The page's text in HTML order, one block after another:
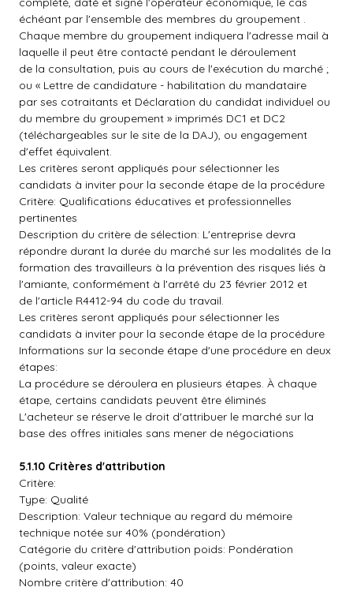
échéant par l'ensemble des membres du groupement .
Chaque membre du groupement indiquera l'adresse mail à
laquelle il peut être contacté pendant le déroulement
de la consultation, puis au cours de l'exécution du marché ;
ou « Lettre de candidature - habilitation du mandataire
par ses cotraitants et Déclaration du candidat individuel ou
du membre du groupement » imprimés DC1 et DC2
(téléchargeables sur le site de la DAJ), ou engagement
d'effet équivalent.
Les critères seront appliqués pour sélectionner les
candidats à inviter pour la seconde étape de la procédure
Critère: Qualifications éducatives et professionnelles
pertinentes
Description du critère de sélection: L'entreprise devra
répondre durant la durée du marché sur les modalités de la
formation des travailleurs à la prévention des risques liés à
l'amiante, conformément à l'arrêté du 23 février 2012 et
de l'article R4412-94 du code du travail.
Les critères seront appliqués pour sélectionner les
candidats à inviter pour la seconde étape de la procédure
Informations sur la seconde étape d'une procédure en deux
étapes:
La procédure se déroulera en plusieurs étapes. À chaque
étape, certains candidats peuvent être éliminés
L'acheteur se réserve le droit d'attribuer le marché sur la
base des offres initiales sans mener de négociations
5.1.10 Critères d'attribution
Critère:
Type: Qualité
Description: Valeur technique au regard du mémoire
technique notée sur 40% (pondération)
Catégorie du critère d'attribution poids: Pondération
(points, valeur exacte)
Nombre critère d'attribution: 40